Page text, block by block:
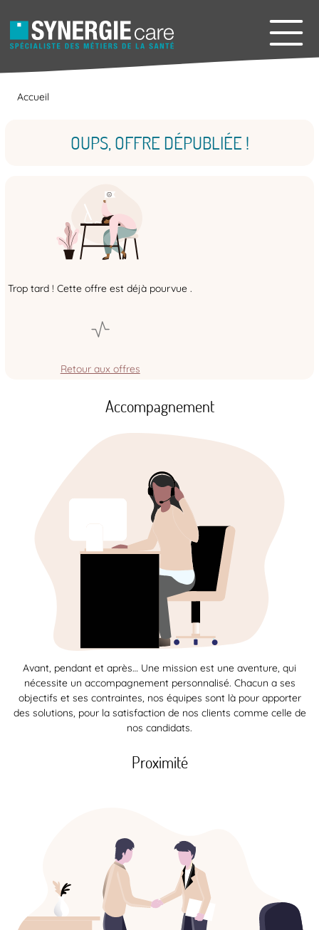
Accueil
OUPS, OFFRE DÉPUBLIÉE !
Trop tard ! Cette offre est déjà pourvue .
Retour aux offres
Accompagnement
Avant, pendant et après… Une mission est une aventure, qui
nécessite un accompagnement personnalisé. Chacun a ses
objectifs et ses contraintes, nos équipes sont là pour apporter
des solutions, pour la satisfaction de nos clients comme celle de
nos candidats.
Proximité